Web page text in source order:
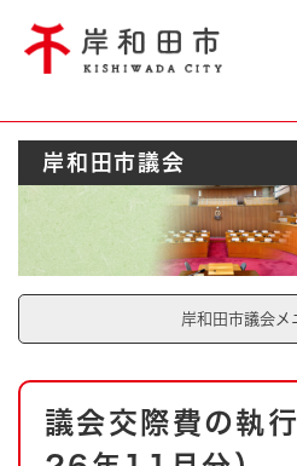
Foreign language
やさしい日本語
とじ
防災・緊急情報
ハザードマップ
とじ
岸和田市議会
岸和田市議会メ
本
議会交際費の執